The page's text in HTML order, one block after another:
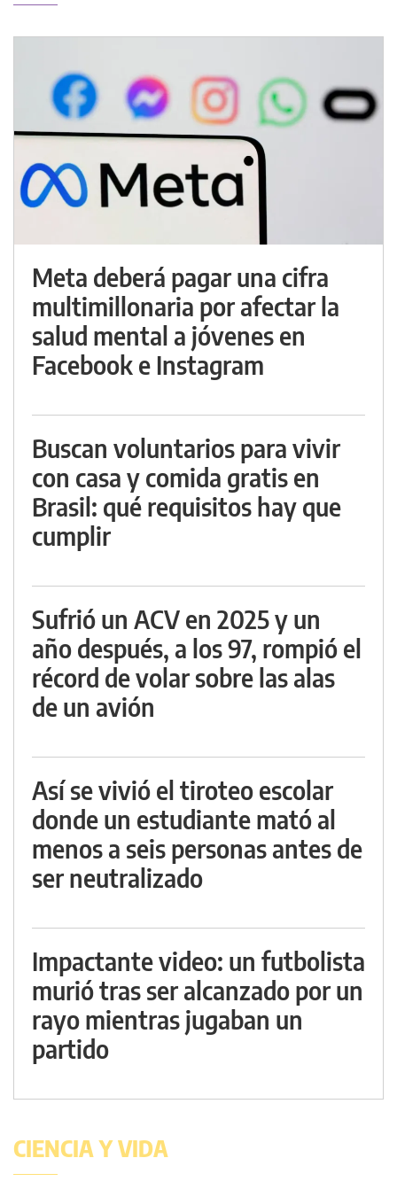
Meta deberá pagar una cifra
multimillonaria por afectar la
salud mental a jóvenes en
Facebook e Instagram
Buscan voluntarios para vivir
con casa y comida gratis en
Brasil: qué requisitos hay que
cumplir
Sufrió un ACV en 2025 y un
año después, a los 97, rompió el
récord de volar sobre las alas
de un avión
Así se vivió el tiroteo escolar
donde un estudiante mató al
menos a seis personas antes de
ser neutralizado
Impactante video: un futbolista
murió tras ser alcanzado por un
rayo mientras jugaban un
partido
CIENCIA Y VIDA